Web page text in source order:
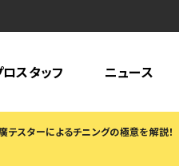
ロスタッフ ニュース
テスターによるチニングの極意を解説